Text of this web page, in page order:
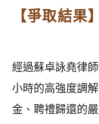
【爭取結果】
經過蘇卓詠堯律
小時的高強度調
金、聘禮歸還的